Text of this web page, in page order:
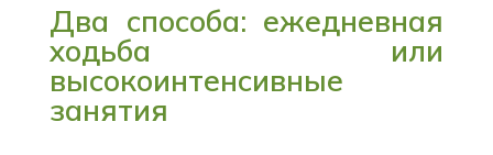
Два способа: ежедневная
ходьба или
высокоинтенсивные
занятия